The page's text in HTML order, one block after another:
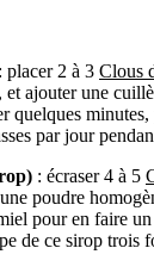
: placer 2 à 3 Clous
et ajouter une
quelques
par jour
: écraser 4 à 5
poudre
pour en faire
de ce sirop trois